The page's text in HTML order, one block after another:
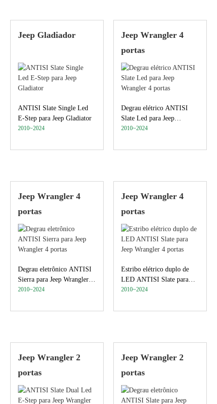
Jeep Gladiador
ANTISI Slate Single Led
E-Step para Jeep Gladiator
2010~2024
Jeep Wrangler 4
portas
Degrau elétrico ANTISI
Slate Led para Jeep
Wrangler 4 portas
2010~2024
Jeep Wrangler 4
portas
Degrau eletrônico ANTISI
Sierra para Jeep Wrangler 4
portas
2010~2024
Jeep Wrangler 4
portas
Estribo elétrico duplo de
LED ANTISI Slate para
Jeep Wrangler 4 portas
2010~2024
Jeep Wrangler 2
portas
Jeep Wrangler 2
portas